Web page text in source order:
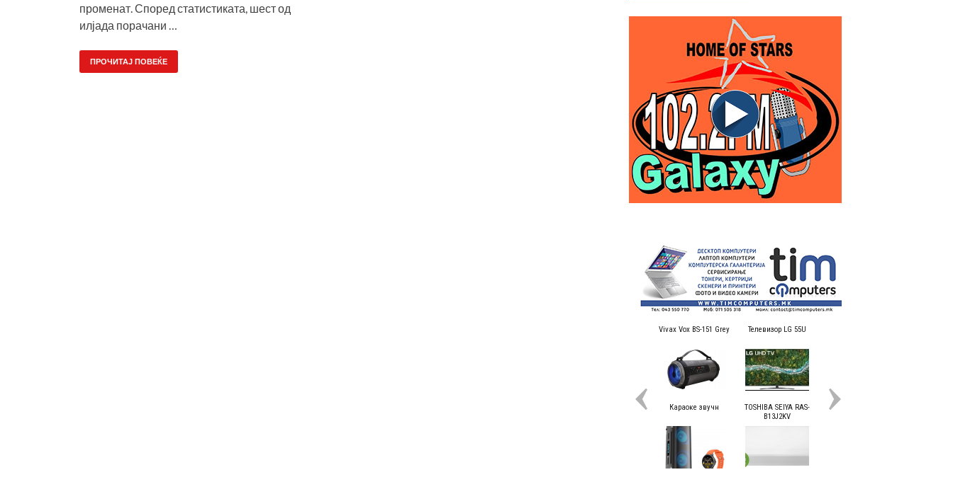
променат. Според статистиката, шест од
илјада порачани …
ПРОЧИТАЈ ПОВЕЌЕ